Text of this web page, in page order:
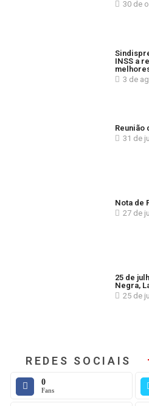
30 de
INSS a
3 de
Reunião
31 de
Nota de
27 de
25 de
Negra,
25 de
REDES SOCIAIS
0
Fans